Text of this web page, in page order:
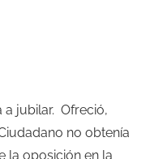
a jubilar. Ofreció,
no obtenía
la oposición en la